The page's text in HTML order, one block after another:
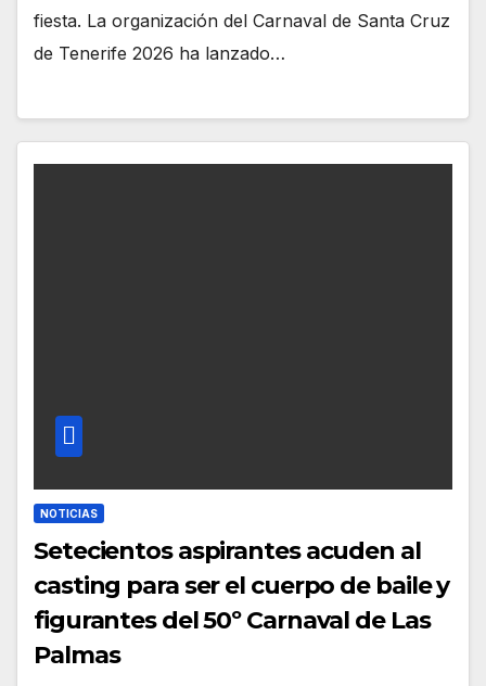
fiesta. La organización del Carnaval de Santa Cruz
de Tenerife 2026 ha lanzado…
NOTICIAS
Setecientos aspirantes acuden al
casting para ser el cuerpo de baile y
figurantes del 50º Carnaval de Las
Palmas